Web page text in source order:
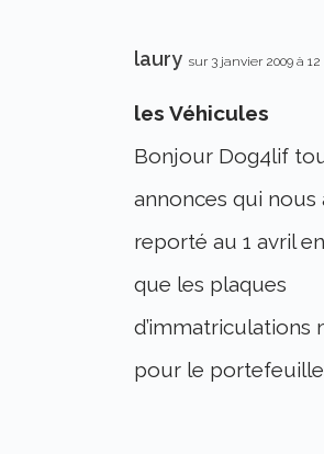
laury sur 3 janvier 2009 à
les Véhicules
Bonjour Dog4lif
annonces qui
reporté au 1 avril
que les plaques
d’immatriculations
pour le